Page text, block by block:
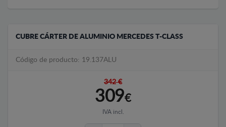
CUBRE CÁRTER DE ALUMINIO MERCEDES T-CLASS
Código de producto: 19.137ALU
342 €
309€
IVA incl.